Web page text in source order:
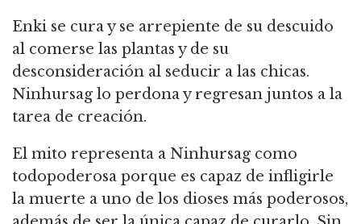
Enki se cura y se arrepiente de su descuido
al comerse las plantas y de su
desconsideración al seducir a las chicas.
Ninhursag lo perdona y regresan juntos a la
tarea de creación.
El mito representa a Ninhursag como
todopoderosa porque es capaz de infligirle
la muerte a uno de los dioses más poderosos,